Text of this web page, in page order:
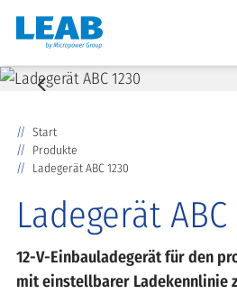
Start
Produkte
Ladegerät ABC 1230
Ladegerät ABC
12-V-Einbauladegerät für den
mit einstellbarer Ladekennlinie